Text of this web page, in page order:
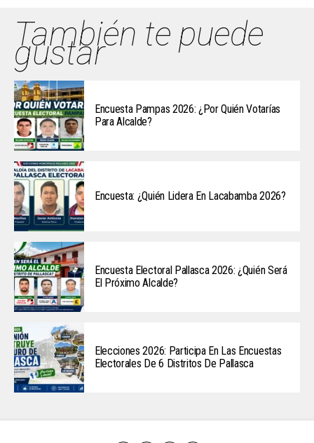
También te puede
gustar
Encuesta Pampas 2026: ¿Por Quién Votarías
Para Alcalde?
Encuesta: ¿Quién Lidera En Lacabamba 2026?
Encuesta Electoral Pallasca 2026: ¿Quién Será
El Próximo Alcalde?
Elecciones 2026: Participa En Las Encuestas
Electorales De 6 Distritos De Pallasca